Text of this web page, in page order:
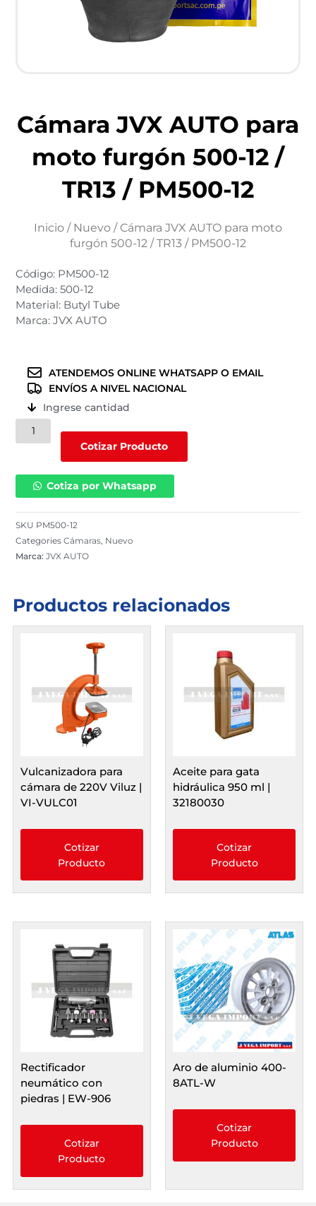
Cámara JVX AUTO para
moto furgón 500-12 /
TR13 / PM500-12
Inicio / Nuevo / Cámara JVX AUTO para moto
furgón 500-12 / TR13 / PM500-12
Código: PM500-12
Medida: 500-12
Material: Butyl Tube
Marca: JVX AUTO
ATENDEMOS ONLINE WHATSAPP O EMAIL
ENVÍOS A NIVEL NACIONAL
Ingrese cantidad
Cámara
JVX
para
moto
PM500-
12
cantidad
Cotizar Producto
Cotiza por Whatsapp
SKU PM500-12
Categories Cámaras Nuevo
Marca:JVX AUTO
Productos relacionados
Vulcanizadora para
cámara de 220V Viluz |
VI-VULC01
Cotizar
Producto
Aceite para gata
hidráulica 950 ml |
32180030
Cotizar
Producto
Rectificador
neumático con
piedras | EW-906
Cotizar
Producto
Aro de aluminio 400-
8ATL-W
Cotizar
Producto